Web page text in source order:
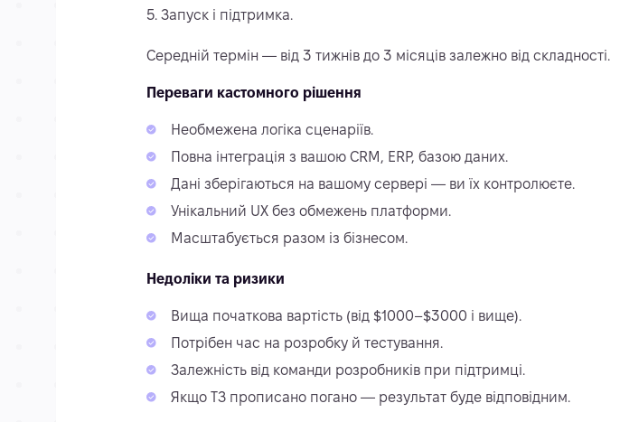
Запуск і підтримка.
Середній термін — від 3 тижнів до 3 місяців залежно від складності.
Переваги кастомного рішення
Необмежена логіка сценаріїв.
Повна інтеграція з вашою CRM, ERP, базою даних.
Дані зберігаються на вашому сервері — ви їх контролюєте.
Унікальний UX без обмежень платформи.
Масштабується разом із бізнесом.
Недоліки та ризики
Вища початкова вартість (від $1000–$3000 і вище).
Потрібен час на розробку й тестування.
Залежність від команди розробників при підтримці.
Якщо ТЗ прописано погано — результат буде відповідним.